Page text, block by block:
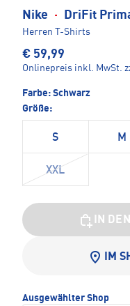
Nike · DriFit
Herren T-Shirts
€ 59,99
Onlinepreis inkl. MwSt.
Farbe: Schwarz
Größe:
S M
XXL
IN
IM
Ausgewählter Shop